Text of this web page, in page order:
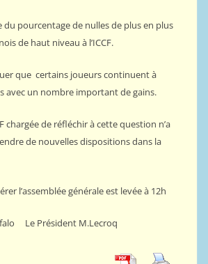
du pourcentage de nulles de plus en plus
de haut niveau à l’ICCF.
que certains joueurs continuent à
avec un nombre important de gains.
chargée de réfléchir à cette question n’a
de nouvelles dispositions dans la
l’assemblée générale est levée à 12h
Le Président M.Lecroq